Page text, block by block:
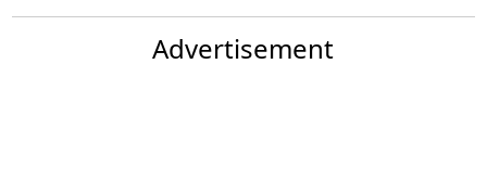
Advertisement